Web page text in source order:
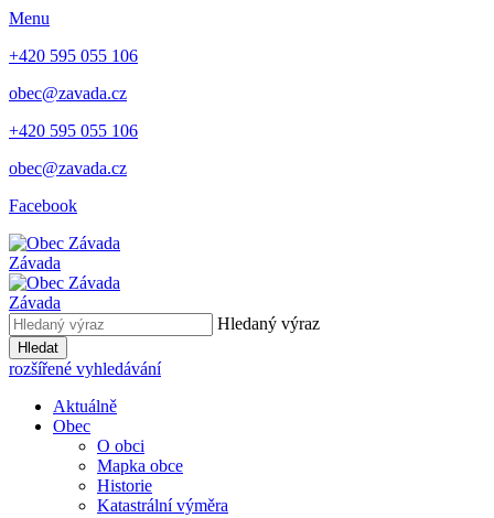
Menu
+420 595 055 106
obec@zavada.cz
+420 595 055 106
obec@zavada.cz
Facebook
Závada
Závada
Hledaný výraz
Hledat
rozšířené vyhledávání
Aktuálně
Obec
O obci
Mapka obce
Historie
Katastrální výměra